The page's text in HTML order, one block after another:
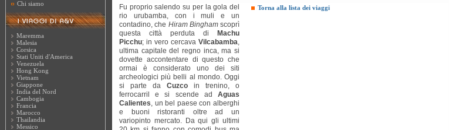
Chi siamo
Maremma
Malesia
Corsica
Stati Uniti d'America
Venezuela
Hong Kong
Vietnam
Giappone
India del Nord
Cambogia
Francia
Marocco
Thailandia
Messico
Torna alla lista dei viaggi
Fu proprio salendo su per la gola del
rio urubamba, con i muli e un
contadino, che Hiram Binghamscoprì
questa città perduta di Machu
Picchu; in vero cercava Vilcabamba,
ultima capitale del regno inca, ma si
dovette accontentare di questo che
ormai è considerato uno dei siti
archeologici più belli al mondo. Oggi
si parte da Cuzco in trenino, o
ferrocarril e si scende ad Aguas
Calientes, un bel paese con alberghi
e buoni ristoranti oltre ad un
variopinto mercato. Da qui gli ultimi